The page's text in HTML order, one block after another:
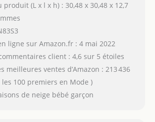
(L x l x h) : 30,48 x 30,48 x 12,7
ligne sur Amazon.fr : 4 mai 2022
client : 4,6 sur 5 étoiles
meilleures ventes d’Amazon : 213 436
les 100 premiers en Mode )
de neige bébé garçon